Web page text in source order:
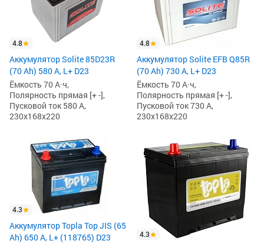
4.8
Аккумулятор Solite 85D23R
(70 Ah) 580 А, L+ D23
Ёмкость 70 А·ч,
Полярность прямая [+ -],
Пусковой ток 580 А,
230x168x220
4.8
Аккумулятор Solite EFB Q85R
(70 Ah) 730 А, L+ D23
Ёмкость 70 А·ч,
Полярность прямая [+ -],
Пусковой ток 730 А,
230x168x220
4.3
Аккумулятор Topla Top JIS (65
Ah) 650 А, L+ (118765) D23
4.3